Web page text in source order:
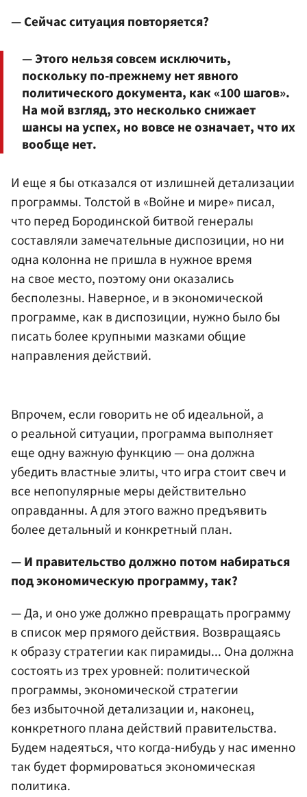
— Сейчас ситуация повторяется?
— Этого нельзя совсем исключить,
поскольку по-прежнему нет явного
политического документа, как «100 шагов».
На мой взгляд, это несколько снижает
шансы на успех, но вовсе не означает, что их
вообще нет.
И еще я бы отказался от излишней детализации
программы. Толстой в «Войне и мире» писал,
что перед Бородинской битвой генералы
составляли замечательные диспозиции, но ни
одна колонна не пришла в нужное время
на свое место, поэтому они оказались
бесполезны. Наверное, и в экономической
программе, как в диспозиции, нужно было бы
писать более крупными мазками общие
направления действий.
Впрочем, если говорить не об идеальной, а
о реальной ситуации, программа выполняет
еще одну важную функцию — она должна
убедить властные элиты, что игра стоит свеч и
все непопулярные меры действительно
оправданны. А для этого важно предъявить
более детальный и конкретный план.
— И правительство должно потом набираться
под экономическую программу, так?
— Да, и оно уже должно превращать программу
в список мер прямого действия. Возвращаясь
к образу стратегии как пирамиды... Она должна
состоять из трех уровней: политической
программы, экономической стратегии
без избыточной детализации и, наконец,
конкретного плана действий правительства.
Будем надеяться, что когда-нибудь у нас именно
так будет формироваться экономическая
политика.